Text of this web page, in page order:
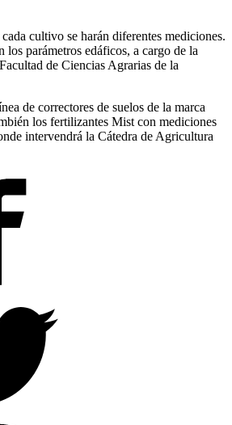
cultivo se harán diferentes mediciones.
los parámetros edáficos, a cargo de la
de Ciencias Agrarias de la
de correctores de suelos de la marca
los fertilizantes Mist con mediciones
intervendrá la Cátedra de Agricultura